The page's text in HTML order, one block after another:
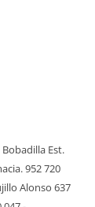
Est.
952 720
Alonso 637